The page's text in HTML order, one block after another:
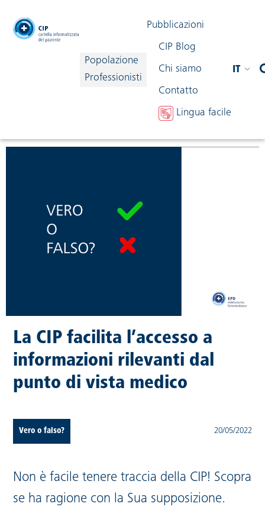
navigazione
Popolazione
Professionisti
Pubblicazioni
CIP Blog
Chi siamo
Contatto
Lingua facile
IT
Condividi contenuto
La CIP facilita l’accesso a
informazioni rilevanti dal
punto di vista medico
Vero o falso? 20/05/2022
Non è facile tenere traccia della CIP! Scopra
se ha ragione con la Sua supposizione.